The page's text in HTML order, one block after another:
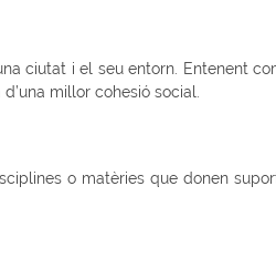
i el seu entorn. Entenent
millor cohesió social.
o matèries que donen